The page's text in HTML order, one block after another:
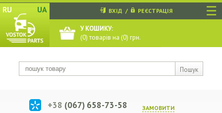
☰
RU UA
Пошук
ВХІД / РЕЄСТРАЦІЯ
У КОШИКУ:
(0) товарів на (0) грн.
ЗАМОВИТИ
+38 (067) 658-73-58